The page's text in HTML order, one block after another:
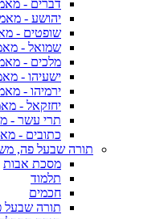
דברים -
יהושע -
שופטים -
שמואל -
מלכים -
ישעיהו -
ירמיהו -
יחזקאל -
תרי עשר -
כתובים -
תורה שבעל פה,
מסכת אבות
תלמוד
חכמים
תורה שבעל